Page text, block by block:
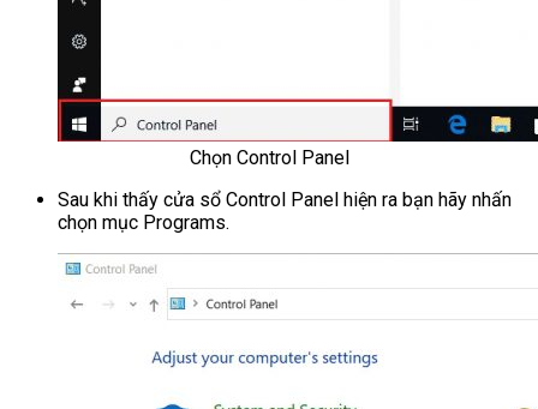
Chọn Control Panel
Sau khi thấy cửa sổ Control Panel hiện ra bạn hãy nhấn
chọn mục Programs.